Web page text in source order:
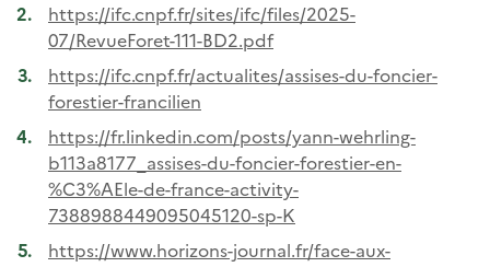
https://ifc.cnpf.fr/sites/ifc/files/2025-
07/RevueForet-111-BD2.pdf
https://ifc.cnpf.fr/actualites/assises-du-foncier-
forestier-francilien
https://fr.linkedin.com/posts/yann-wehrling-
b113a8177_assises-du-foncier-forestier-en-
%C3%AEle-de-france-activity-
7388988449095045120-sp-K
https://www.horizons-journal.fr/face-aux-